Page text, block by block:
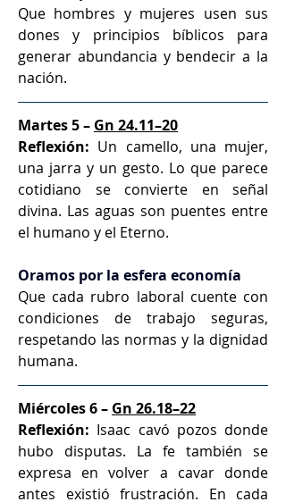
Que hombres y mujeres usen sus
dones y principios bíblicos para
generar abundancia y bendecir a la
nación.
Martes 5 – Gn 24.11–20
Reflexión: Un camello, una mujer,
una jarra y un gesto. Lo que parece
cotidiano se convierte en señal
divina. Las aguas son puentes entre
el humano y el Eterno.
Oramos por la esfera economía
Que cada rubro laboral cuente con
condiciones de trabajo seguras,
respetando las normas y la dignidad
humana.
Miércoles 6 – Gn 26.18–22
Reflexión: Isaac cavó pozos donde
hubo disputas. La fe también se
expresa en volver a cavar donde
antes existió frustración. En cada